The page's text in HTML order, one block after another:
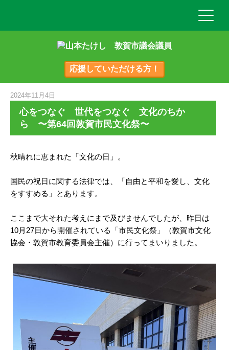
応援していただける方！
2024年11月4日
心をつなぐ 世代をつなぐ 文化のちか
ら 〜第64回敦賀市民文化祭〜
秋晴れに恵まれた「文化の日」。
国民の祝日に関する法律では、「自由と平和を愛し、文化
をすすめる」とあります。
ここまで大それた考えにまで及びませんでしたが、昨日は
10月27日から開催されている「市民文化祭」（敦賀市文化
協会・敦賀市教育委員会主催）に行ってまいりました。